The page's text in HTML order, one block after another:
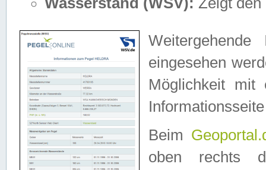
eingesehen
Möglichkeit mit
Beim
oben rechts